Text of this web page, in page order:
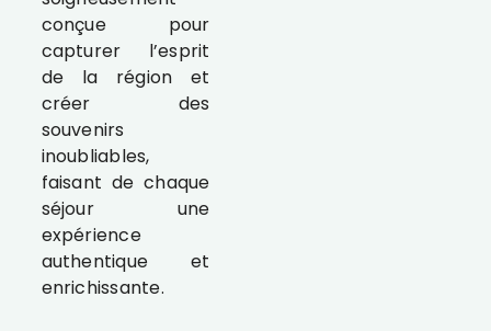
conçue pour
capturer l’esprit
de la région et
créer des
souvenirs
inoubliables,
faisant de chaque
séjour une
expérience
authentique et
enrichissante.